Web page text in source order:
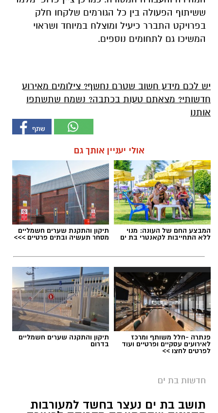
ששיתוף הפעולה בין כל הגורמים שלקחו חלק
בפרויקט התברר כיעיל ומוצלח במיוחד ושראוי
המשיכו גם לתחומים נוספים.
יש לכם מידע חשוב שטרם נחשף? צילומים מאירוע
חדשותי? מצאתם טעות בכתבה? נשמח שתשתפו
אותנו
אולי יעניין אותך גם
המבצע החם של העונה: מנוי
ללא התחייבות לקאנטרי בת ים
תיקון והתקנת שערים חשמליים
מסחר תעשיה ובתים פרטיים >>>
פנתרה -חלל משותף ומרכז
לאירועים עסקיים ופרטיים ועוד
לפרטים לחצו >>
תיקון והתקנה שערים חשמליים
בדרום
חדשות בת ים
תושב בת ים נעצר בחשד למעורבות